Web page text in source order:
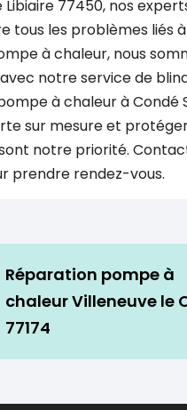
Libiaire 77450, nos
tous les problèmes liés
à chaleur, nous
notre service de
à chaleur à Condé
sur mesure et
notre priorité.
prendre rendez-vous.
Réparation pompe à
chaleur Villeneuve le
77174